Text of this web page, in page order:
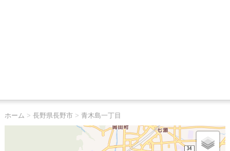
ホーム > 長野県長野市> 青木島一丁目